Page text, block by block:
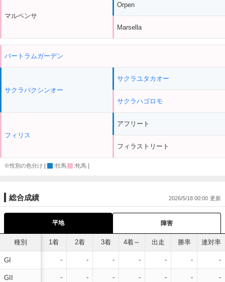
マルペンサ
Orpen
Marsella
バートラムガーデン
サクラバクシンオー
フィリス
サクラユタカオー
サクラハゴロモ
アフリート
フィラストリート
※性別の色分け [ :牡馬 :牝馬 ]
総合成績 2026/5/18 00:00
平地 障害
種別
GI
GII
1着 2着 3着 4着～ 出走 勝率 連対率
- - - - - - -
- - - - - - -